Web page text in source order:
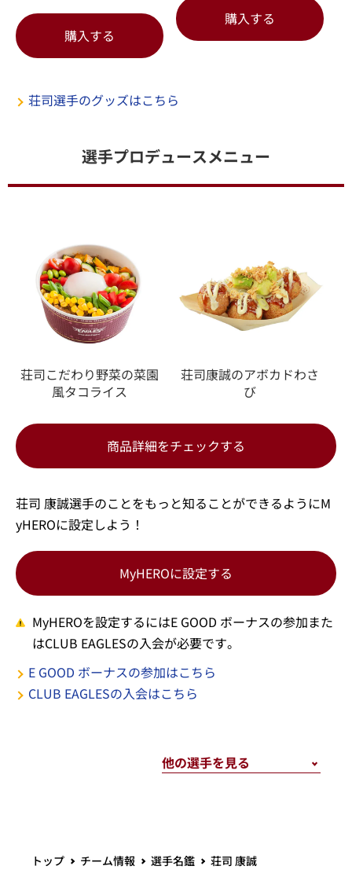
購入する
購入する
荘司選手のグッズはこちら
選手プロデュースメニュー
荘司こだわり野菜の菜園
風タコライス
荘司康誠のアボカドわさ
び
商品詳細をチェックする
荘司 康誠選手のことをもっと知ることができるようにM
yHEROに設定しよう！
MyHEROに設定する
MyHEROを設定するにはE GOOD ボーナスの参加また
はCLUB EAGLESの入会が必要です。
E GOOD ボーナスの参加はこちら
CLUB EAGLESの入会はこちら
トップ チーム情報 選手名鑑 荘司 康誠